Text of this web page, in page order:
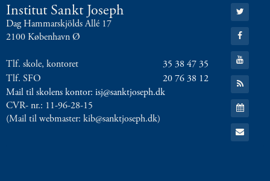
TaizeForrige
indlæg:
dag
efter
sommerferien
Institut Sankt Joseph
Dag Hammarskjölds Allé 17
2100 København Ø
Tlf. skole, kontoret
35 38 47 35
Tlf. SFO
20 76 38 12
Mail til skolens kontor: isj@sanktjoseph.dk
CVR- nr.: 11-96-28-15
(Mail til webmaster: kib@sanktjoseph.dk)
Gå
til:
Twitter
Gå
til:
Facebook
Gå
til:
YouTube
Gå
til:
RSS
feed
Gå
til:
Kalender
Gå
til: